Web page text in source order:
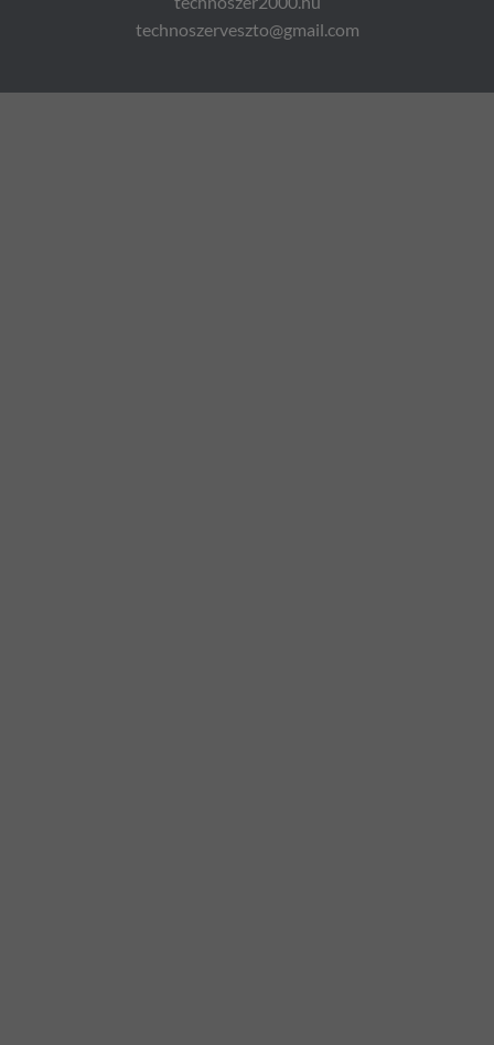
technoszerveszto@gmail.com